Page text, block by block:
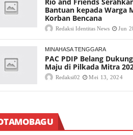
Bantuan kepada Warga
Korban Bencana
Redaksi Identitas News Jun
MINAHASA TENGGARA
PAC PDIP Belang
Maju di Pilkada Mitra
Redaksi02 Mei 13, 2024